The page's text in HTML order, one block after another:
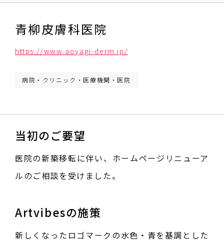
青柳皮膚科医院
https://www.aoyagi-derm.jp/
病院・クリニック・医療機関・医院
当初のご要望
医院の新築移転に伴い、ホームページリニューア
ルのご相談を受けました。
Artvibesの施策
新しくなったロゴマークの水色・青を基調とした